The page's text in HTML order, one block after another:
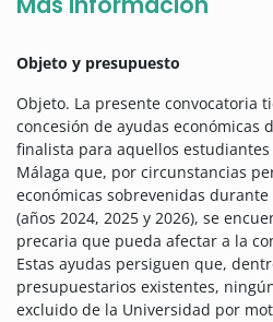
Objeto y presupuesto
Objeto. La presente convocatoria
concesión de ayudas económicas
finalista para aquellos
Málaga que, por circunstancias
económicas sobrevenidas
(años 2024, 2025 y 2026), se
precaria que pueda afectar a la
Estas ayudas persiguen que,
presupuestarios existentes,
excluido de la Universidad por